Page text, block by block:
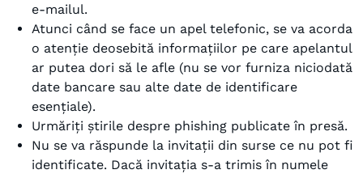
e-mailul.
Atunci când se face un apel telefonic, se va acorda
o atenție deosebită informațiilor pe care apelantul
ar putea dori să le afle (nu se vor furniza niciodată
date bancare sau alte date de identificare
esențiale).
Urmăriți știrile despre phishing publicate în presă.
Nu se va răspunde la invitații din surse ce nu pot fi
identificate. Dacă invitația s-a trimis în numele